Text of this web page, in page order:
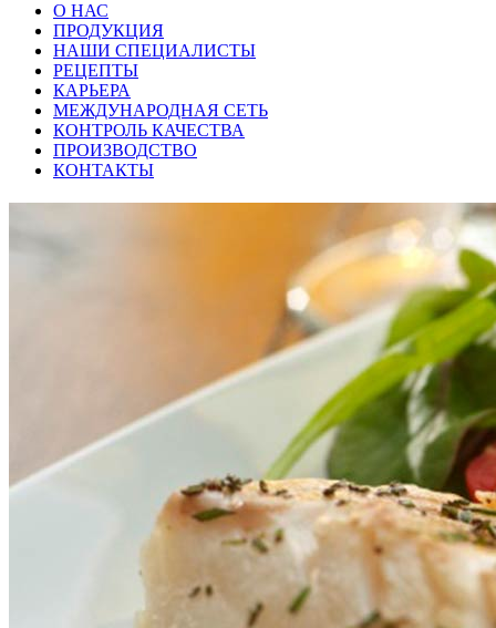
О НАС
ПРОДУКЦИЯ
НАШИ СПЕЦИАЛИСТЫ
РЕЦЕПТЫ
КАРЬЕРА
МЕЖДУНАРОДНАЯ СЕТЬ
КОНТРОЛЬ КАЧЕСТВА
ПРОИЗВОДСТВО
КОНТАКТЫ